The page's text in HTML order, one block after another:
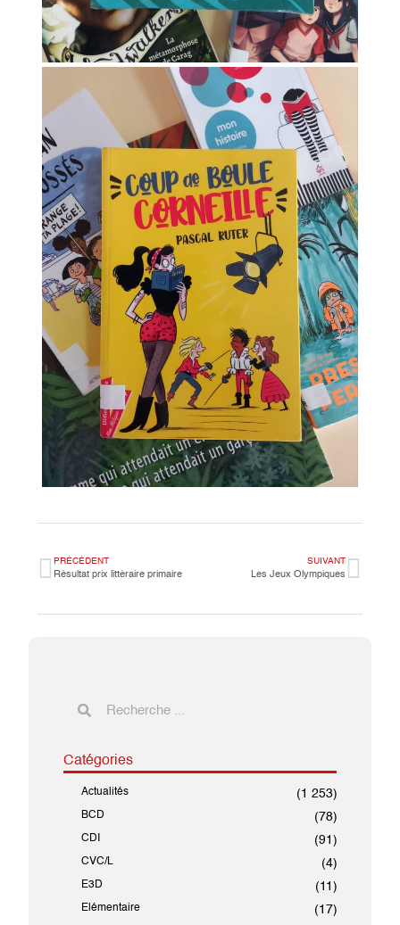
PRÉCÉDENT
Résultat prix littéraire primaire
SUIVANT
Les Jeux Olympiques
Catégories
Actualités (1 253)
BCD (78)
CDI (91)
CVC/L (4)
E3D (11)
Elémentaire (17)